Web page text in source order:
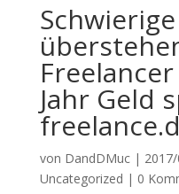
Jahr Geld
von DandDMuc|
Uncategorized | 0